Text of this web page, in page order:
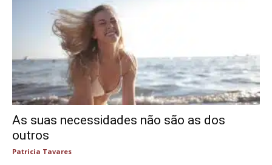
As suas necessidades não são as dos
outros
Patricia Tavares